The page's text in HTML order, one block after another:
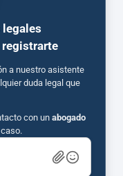
legales
a nuestro asistente
duda legal que
con un abogado